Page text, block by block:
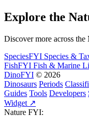
Explore the
Discover more across
SpeciesFYI Species &
FishFYI Fish & Marine
DinoFYI © 2026
Dinosaurs Periods
Guides Tools Developers
Widget ↗
Nature FYI: